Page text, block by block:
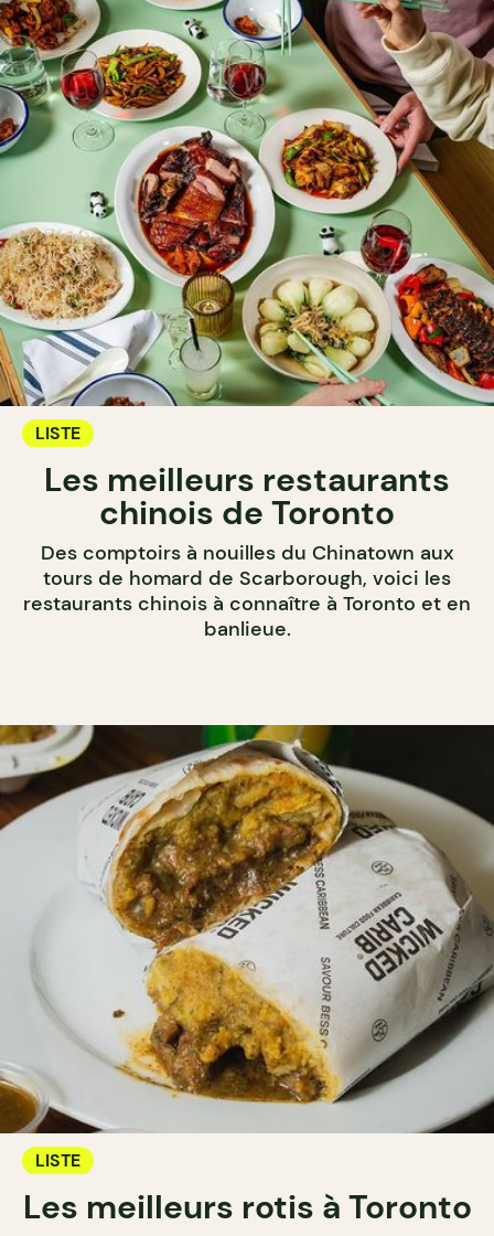
LISTE
Les meilleurs restaurants
chinois de Toronto
Des comptoirs à nouilles du Chinatown aux
tours de homard de Scarborough, voici les
restaurants chinois à connaître à Toronto et en
banlieue.
LISTE
Les meilleurs rotis à Toronto